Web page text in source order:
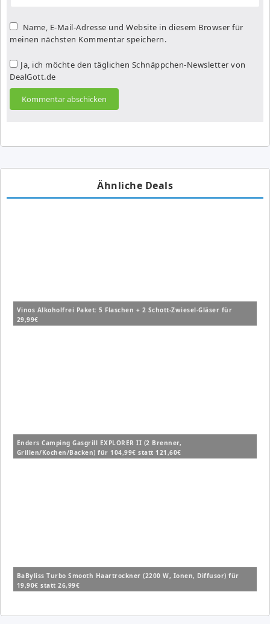
Name, E-Mail-Adresse und Website in diesem Browser für
meinen nächsten Kommentar speichern.
Ja, ich möchte den täglichen Schnäppchen-Newsletter von
DealGott.de
Ähnliche Deals
Vinos Alkoholfrei Paket: 5 Flaschen + 2 Schott-Zwiesel-Gläser für
29,99€
Enders Camping Gasgrill EXPLORER II (2 Brenner,
Grillen/Kochen/Backen) für 104,99€ statt 121,60€
BaByliss Turbo Smooth Haartrockner (2200 W, Ionen, Diffusor) für
19,90€ statt 26,99€